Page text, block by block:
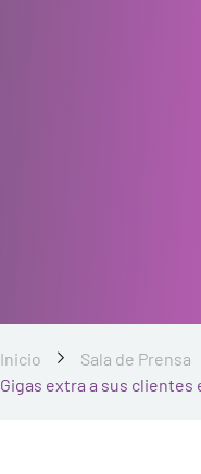
Inicio Sala de Prensa
Gigas extra a sus